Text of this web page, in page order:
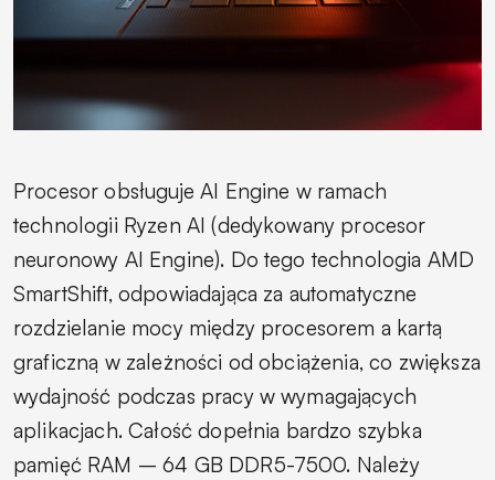
Procesor obsługuje AI Engine w ramach
technologii Ryzen AI (dedykowany procesor
neuronowy AI Engine). Do tego technologia AMD
SmartShift, odpowiadająca za automatyczne
rozdzielanie mocy między procesorem a kartą
graficzną w zależności od obciążenia, co zwiększa
wydajność podczas pracy w wymagających
aplikacjach. Całość dopełnia bardzo szybka
pamięć RAM – 64 GB DDR5-7500. Należy